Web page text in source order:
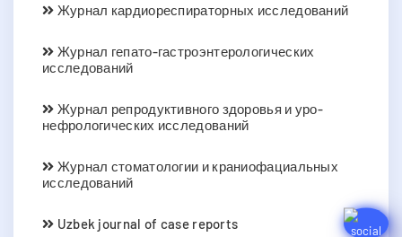
Журнал кардиореспираторных исследований
Журнал гепато-гастроэнтерологических
исследований
Журнал репродуктивного здоровья и уро-
нефрологических исследований
Журнал стоматологии и краниофациальных
исследований
Uzbek journal of case reports